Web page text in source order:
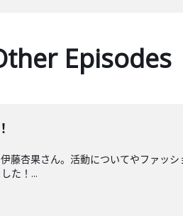
Episodes
藤杏果さん。活動についてやファッ
た！...